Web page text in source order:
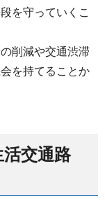
を守っていくこ
削減や交通渋滞
を持てることか
交通路